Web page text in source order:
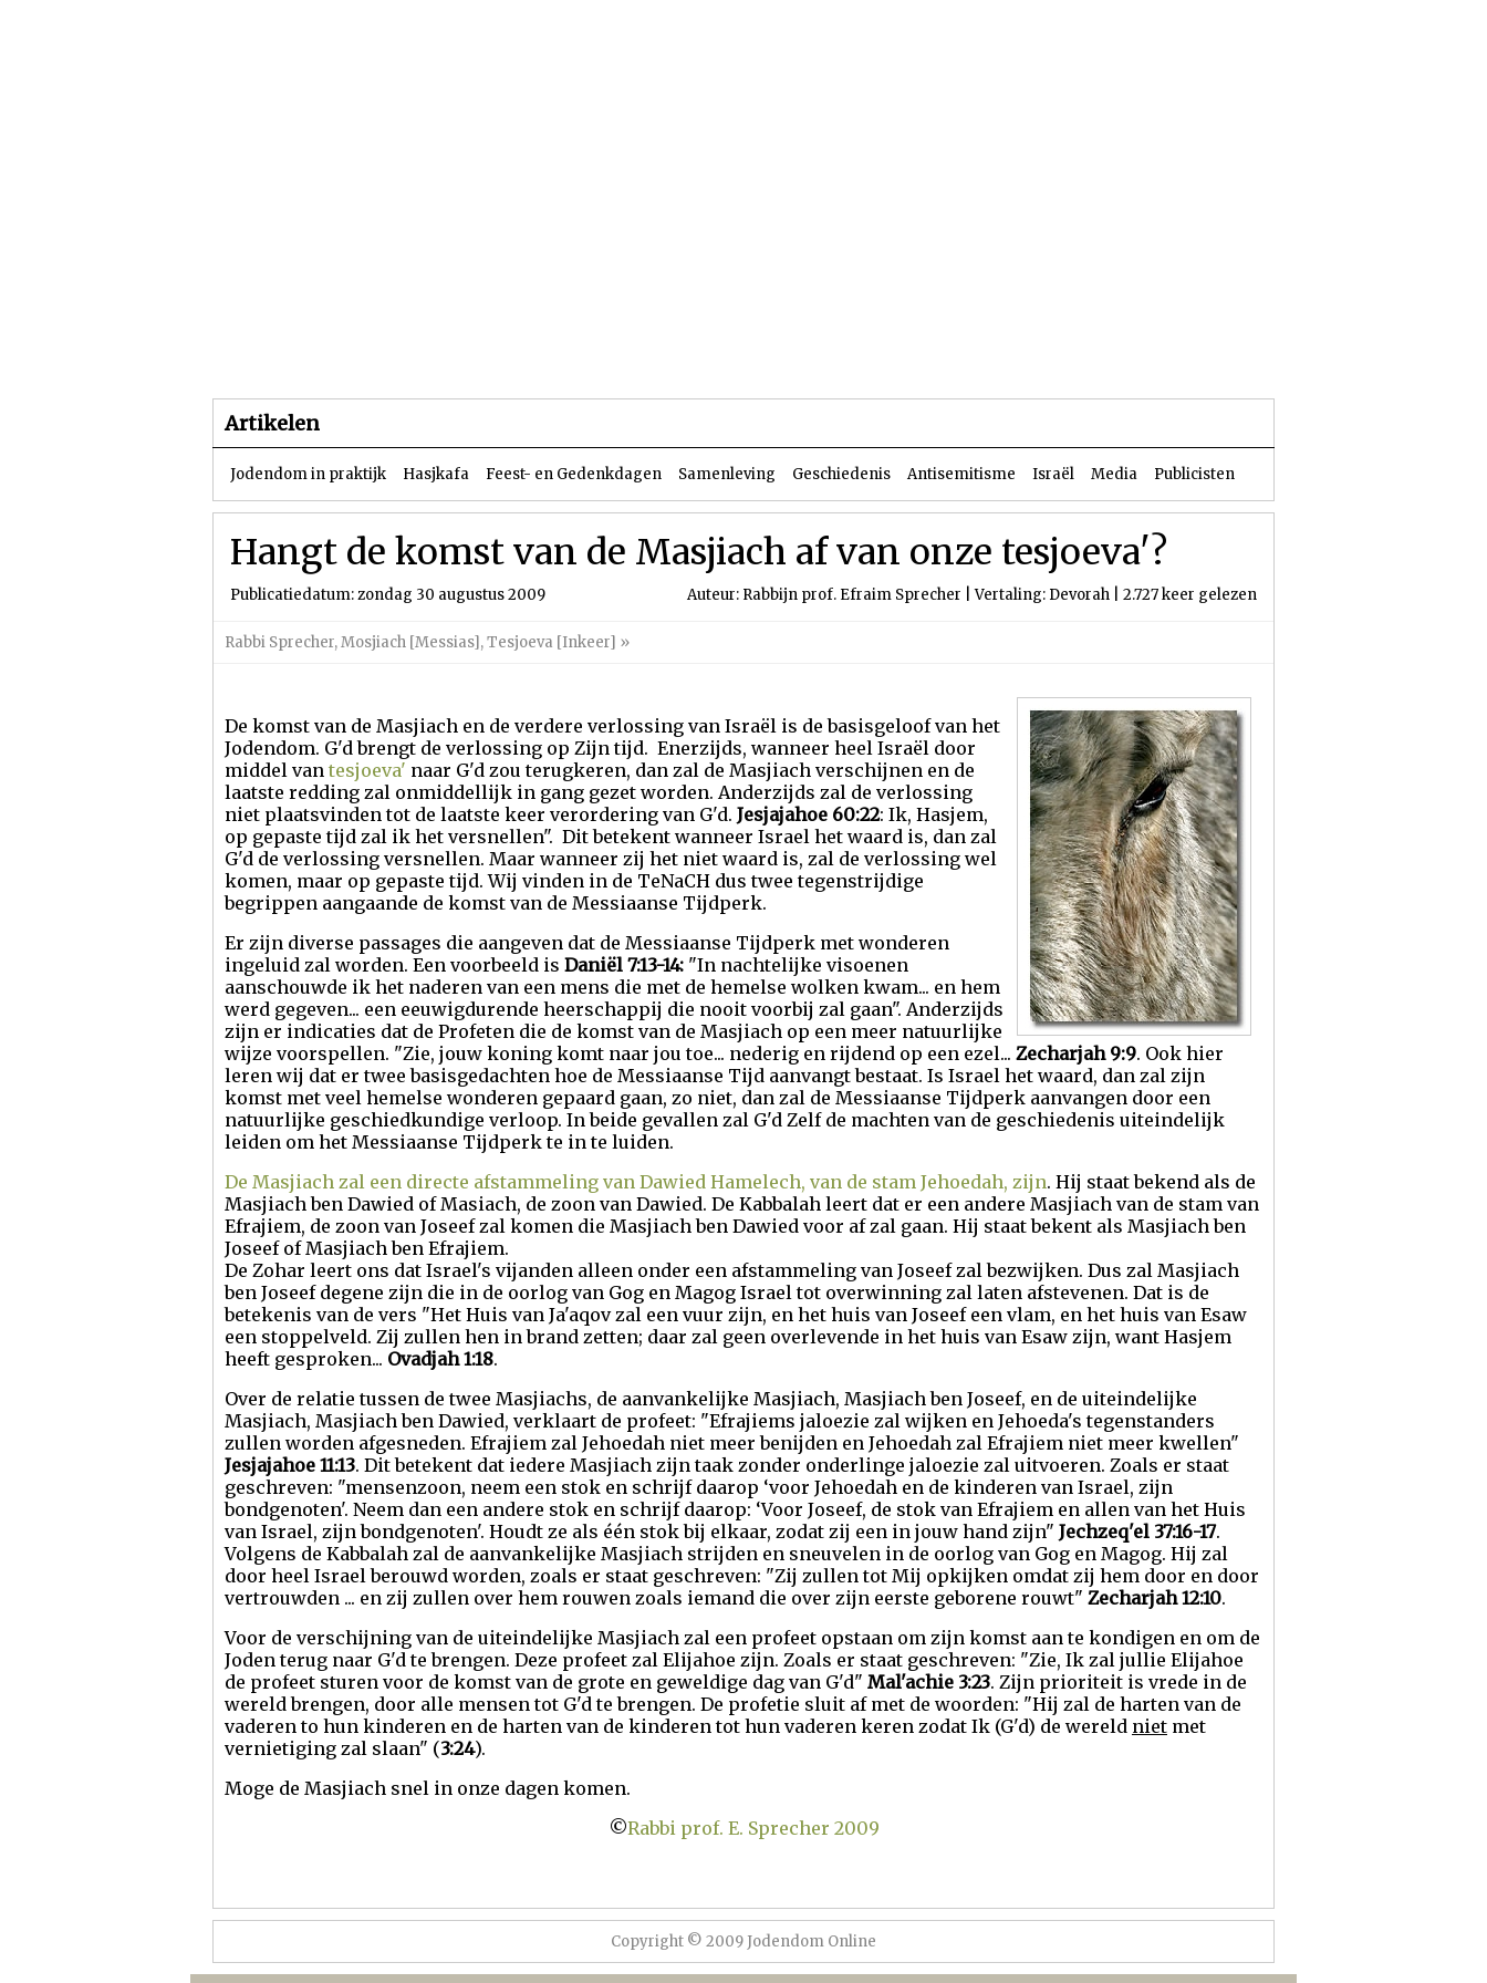
Artikelen
Jodendom in praktijk Hasjkafa Feest- en Gedenkdagen Samenleving Geschiedenis Antisemitisme Israël Media Publicisten
Hangt de komst van de Masjiach af van onze tesjoeva'?
Publicatiedatum: zondag 30 augustus 2009 Auteur: Rabbijn prof. Efraim Sprecher | Vertaling: Devorah | 2.727 keer gelezen
Rabbi Sprecher,Mosjiach [Messias],Tesjoeva [Inkeer] »
De komst van de Masjiach en de verdere verlossing van Israël is de basisgeloof van het
Jodendom. G'd brengt de verlossing op Zijn tijd. Enerzijds, wanneer heel Israël door
middel van tesjoeva' naar G'd zou terugkeren, dan zal de Masjiach verschijnen en de
laatste redding zal onmiddellijk in gang gezet worden. Anderzijds zal de verlossing
niet plaatsvinden tot de laatste keer verordering van G'd. Jesjajahoe 60:22: Ik, Hasjem,
op gepaste tijd zal ik het versnellen". Dit betekent wanneer Israel het waard is, dan zal
G'd de verlossing versnellen. Maar wanneer zij het niet waard is, zal de verlossing wel
komen, maar op gepaste tijd. Wij vinden in de TeNaCH dus twee tegenstrijdige
begrippen aangaande de komst van de Messiaanse Tijdperk.
Er zijn diverse passages die aangeven dat de Messiaanse Tijdperk met wonderen
ingeluid zal worden. Een voorbeeld is Daniël 7:13-14: "In nachtelijke visoenen
aanschouwde ik het naderen van een mens die met de hemelse wolken kwam... en hem
werd gegeven... een eeuwigdurende heerschappij die nooit voorbij zal gaan". Anderzijds
zijn er indicaties dat de Profeten die de komst van de Masjiach op een meer natuurlijke
wijze voorspellen. "Zie, jouw koning komt naar jou toe... nederig en rijdend op een ezel... Zecharjah 9:9. Ook hier
leren wij dat er twee basisgedachten hoe de Messiaanse Tijd aanvangt bestaat. Is Israel het waard, dan zal zijn
komst met veel hemelse wonderen gepaard gaan, zo niet, dan zal de Messiaanse Tijdperk aanvangen door een
natuurlijke geschiedkundige verloop. In beide gevallen zal G'd Zelf de machten van de geschiedenis uiteindelijk
leiden om het Messiaanse Tijdperk te in te luiden.
De Masjiach zal een directe afstammeling van Dawied Hamelech, van de stam Jehoedah, zijn. Hij staat bekend als de
Masjiach ben Dawied of Masiach, de zoon van Dawied. De Kabbalah leert dat er een andere Masjiach van de stam van
Efrajiem, de zoon van Joseef zal komen die Masjiach ben Dawied voor af zal gaan. Hij staat bekent als Masjiach ben
Joseef of Masjiach ben Efrajiem.
De Zohar leert ons dat Israel's vijanden alleen onder een afstammeling van Joseef zal bezwijken. Dus zal Masjiach
ben Joseef degene zijn die in de oorlog van Gog en Magog Israel tot overwinning zal laten afstevenen. Dat is de
betekenis van de vers "Het Huis van Ja'aqov zal een vuur zijn, en het huis van Joseef een vlam, en het huis van Esaw
een stoppelveld. Zij zullen hen in brand zetten; daar zal geen overlevende in het huis van Esaw zijn, want Hasjem
heeft gesproken... Ovadjah 1:18.
Over de relatie tussen de twee Masjiachs, de aanvankelijke Masjiach, Masjiach ben Joseef, en de uiteindelijke
Masjiach, Masjiach ben Dawied, verklaart de profeet: "Efrajiems jaloezie zal wijken en Jehoeda's tegenstanders
zullen worden afgesneden. Efrajiem zal Jehoedah niet meer benijden en Jehoedah zal Efrajiem niet meer kwellen"
Jesjajahoe 11:13. Dit betekent dat iedere Masjiach zijn taak zonder onderlinge jaloezie zal uitvoeren. Zoals er staat
geschreven: "mensenzoon, neem een stok en schrijf daarop ‘voor Jehoedah en de kinderen van Israel, zijn
bondgenoten'. Neem dan een andere stok en schrijf daarop: ‘Voor Joseef, de stok van Efrajiem en allen van het Huis
van Israel, zijn bondgenoten'. Houdt ze als één stok bij elkaar, zodat zij een in jouw hand zijn" Jechzeq'el 37:16-17.
Volgens de Kabbalah zal de aanvankelijke Masjiach strijden en sneuvelen in de oorlog van Gog en Magog. Hij zal
door heel Israel berouwd worden, zoals er staat geschreven: "Zij zullen tot Mij opkijken omdat zij hem door en door
vertrouwden ... en zij zullen over hem rouwen zoals iemand die over zijn eerste geborene rouwt" Zecharjah 12:10.
Voor de verschijning van de uiteindelijke Masjiach zal een profeet opstaan om zijn komst aan te kondigen en om de
Joden terug naar G'd te brengen. Deze profeet zal Elijahoe zijn. Zoals er staat geschreven: "Zie, Ik zal jullie Elijahoe
de profeet sturen voor de komst van de grote en geweldige dag van G'd" Mal'achie 3:23. Zijn prioriteit is vrede in de
wereld brengen, door alle mensen tot G'd te brengen. De profetie sluit af met de woorden: "Hij zal de harten van de
vaderen to hun kinderen en de harten van de kinderen tot hun vaderen keren zodat Ik (G'd) de wereld niet met
vernietiging zal slaan" (3:24).
Moge de Masjiach snel in onze dagen komen.
©Rabbi prof. E. Sprecher 2009
Copyright © 2009 Jodendom Online